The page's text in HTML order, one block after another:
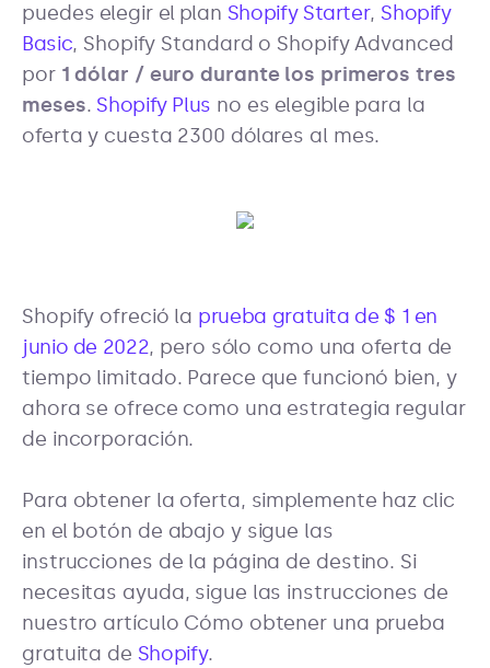
puedes elegir el plan Shopify Starter, Shopify
Basic, Shopify Standard o Shopify Advanced
por 1 dólar / euro durante los primeros tres
meses. Shopify Plus no es elegible para la
oferta y cuesta 2300 dólares al mes.
Shopify ofreció la prueba gratuita de $ 1 en
junio de 2022, pero sólo como una oferta de
tiempo limitado. Parece que funcionó bien, y
ahora se ofrece como una estrategia regular
de incorporación.
Para obtener la oferta, simplemente haz clic
en el botón de abajo y sigue las
instrucciones de la página de destino. Si
necesitas ayuda, sigue las instrucciones de
nuestro artículo Cómo obtener una prueba
gratuita de Shopify.